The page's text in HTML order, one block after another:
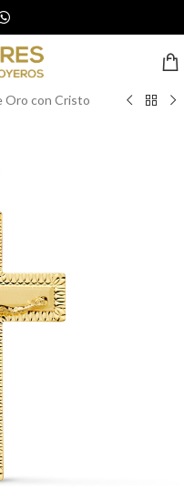
Oro con Cristo